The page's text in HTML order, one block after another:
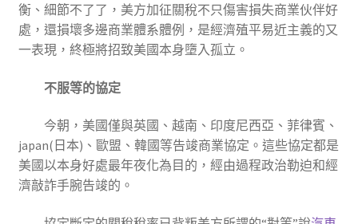
衡、細節不了了，美方加征關稅不只傷害損失商業伙伴好
處，還損壞多邊商業體系體例，是經濟殖平易近主義的又
一表現，終極將招致美國本身墮入孤立。
不服等的協定
今朝，美國僅與英國、越南、印度尼西亞、菲律賓、
japan(日本)、歐盟、韓國等告竣商業協定。這些協定都是
美國以本身好處最年夜化為目的，經由過程政治勒迫和經
濟敲詐手腕告竣的。